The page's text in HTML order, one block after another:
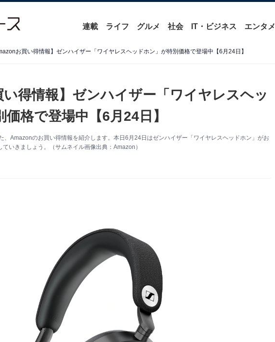
連載 ライフ グルメ 社会 IT・ビジネス エンタメ
お買い得情報】ゼンハイザー「ワイヤレスヘッドホン」が特別価格で登場中【6月24日】
い得情報】ゼンハイザー「ワイヤレスヘッ
価格で登場中【6月24日】
、Amazonのお買い得情報を紹介します。本日6月24日はゼンハイザー「ワイヤレスヘッドホン」がお
いきましょう。（サムネイル画像出典：Amazon）